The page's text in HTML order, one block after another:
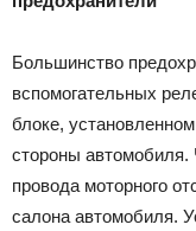
Большинство
вспомогательных
блоке,
стороны
провода моторного
салона автомобиля.